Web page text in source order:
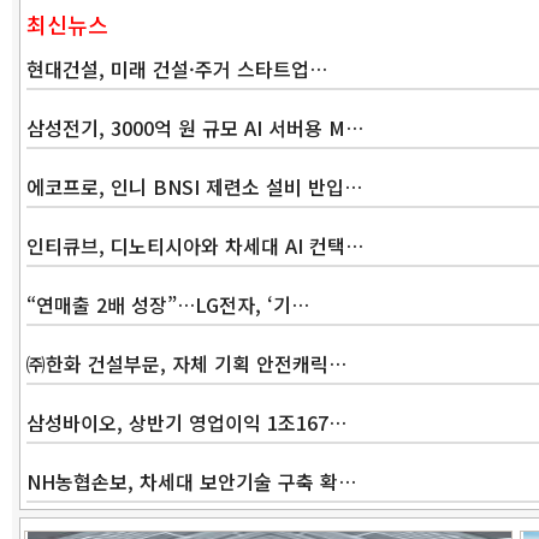
최신뉴스
현대건설, 미래 건설·주거 스타트업…
삼성전기, 3000억 원 규모 AI 서버용 M…
에코프로, 인니 BNSI 제련소 설비 반입…
인티큐브, 디노티시아와 차세대 AI 컨택…
“연매출 2배 성장”…LG전자, ‘기…
㈜한화 건설부문, 자체 기획 안전캐릭…
삼성바이오, 상반기 영업이익 1조167…
NH농협손보, 차세대 보안기술 구축 확…